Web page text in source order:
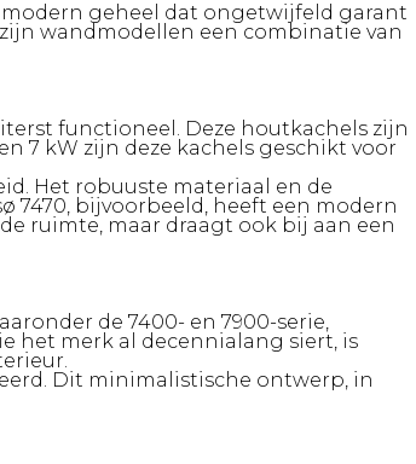
geheel dat ongetwijfeld garant
wandmodellen een combinatie van
functioneel. Deze houtkachels zijn
7 kW zijn deze kachels geschikt voor
Het robuuste materiaal en de
7470, bijvoorbeeld, heeft een modern
ruimte, maar draagt ook bij aan een
de 7400- en 7900-serie,
het merk al decennialang siert, is
Dit minimalistische ontwerp, in